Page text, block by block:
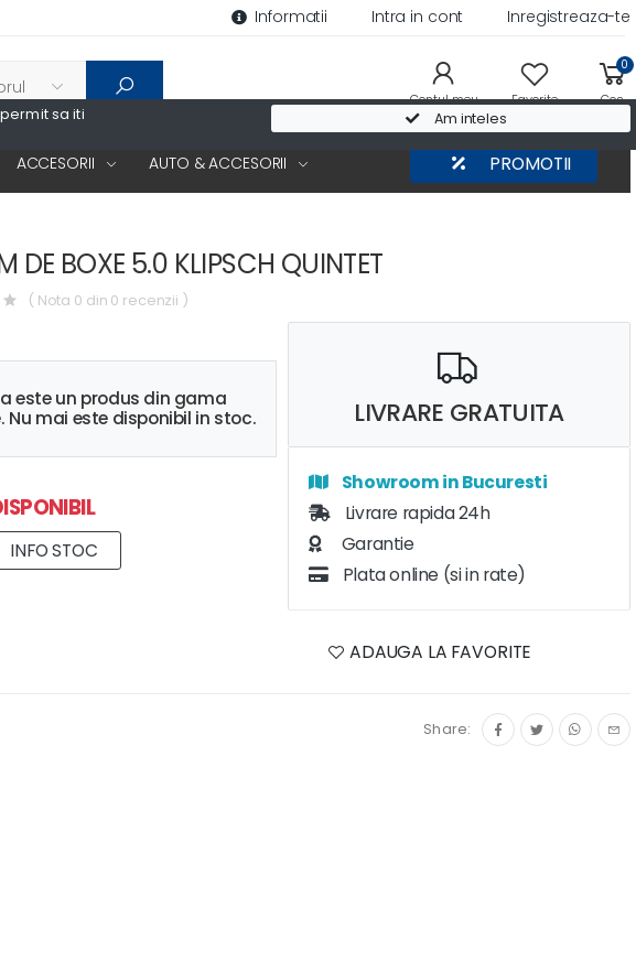
sa iti
Am inteles
Informatii Intra in cont Inregistreaza-te
Contul meu Favorite
0
Cos
ACCESORII AUTO & ACCESORII PROMOTII
DE BOXE 5.0 KLIPSCH QUINTET
( Nota 0 din 0 recenzii )
este un produs din gama
Nu mai este disponibil in stoc.
INFO STOC
LIVRARE GRATUITA
Showroom in Bucuresti
Livrare rapida 24h
Garantie
Plata online (si in rate)
ADAUGA LA FAVORITE
Share: